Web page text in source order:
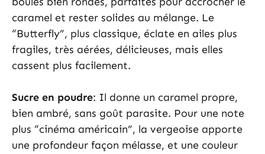
caramel et rester solides au mélange. Le
“Butterfly”, plus classique, éclate en ailes plus
fragiles, très aérées, délicieuses, mais elles
cassent plus facilement.
Sucre en poudre: Il donne un caramel propre,
bien ambré, sans goût parasite. Pour une note
plus “cinéma américain”, la vergeoise apporte
une profondeur façon mélasse, et une couleur